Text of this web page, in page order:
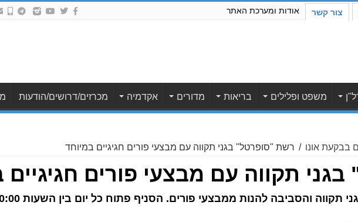
צור קשר אודות ומערכת האתר
משפט ופלילים בריאות מדורים אקדמיה מכרזים/דרושים/הודעות
בבקעת אונו / רשת "סופרטל" בגני תקווה עם מבצעי פורים חגיגיים במיוחד
תקווה עם מבצעי פורים חגיגיים